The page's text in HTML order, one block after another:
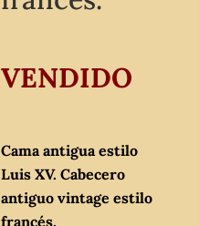
VENDIDO
Cama antigua estilo
Luis XV. Cabecero
antiguo vintage estilo
francés.